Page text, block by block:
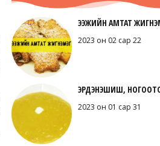
ЭЭЖИЙН АМТАТ
2023 он 02 сар 22
ЭРДЭНЭШИШ,
2023 он 01 сар 31